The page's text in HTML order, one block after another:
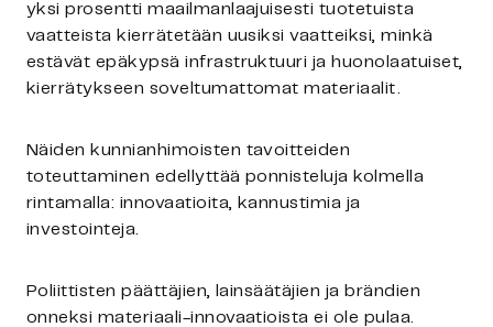
yksi prosentti maailmanlaajuisesti tuotetuista
vaatteista kierrätetään uusiksi vaatteiksi, minkä
estävät epäkypsä infrastruktuuri ja huonolaatuiset,
kierrätykseen soveltumattomat materiaalit.
Näiden kunnianhimoisten tavoitteiden
toteuttaminen edellyttää ponnisteluja kolmella
rintamalla: innovaatioita, kannustimia ja
investointeja.
Poliittisten päättäjien, lainsäätäjien ja brändien
onneksi materiaali-innovaatioista ei ole pulaa.